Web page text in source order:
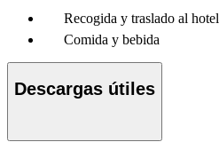
Recogida y traslado al hotel
Comida y bebida
Descargas útiles